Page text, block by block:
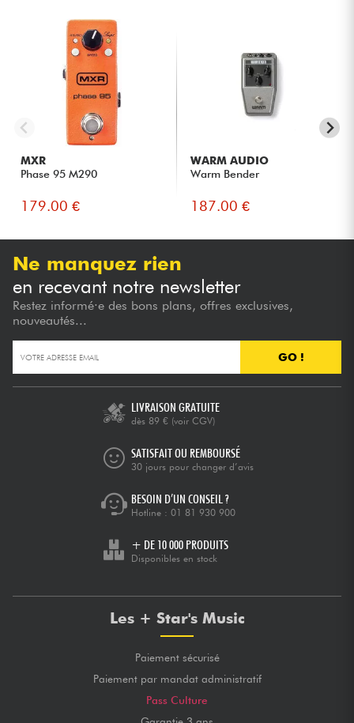
MXR
Phase 95 M290
179.00 €
WARM AUDIO
Warm Bender
187.00 €
Ne manquez rien
en recevant notre newsletter
Restez informé·e des bons plans, offres exclusives,
nouveautés...
GO !
LIVRAISON GRATUITE
dès 89 € (voir CGV)
SATISFAIT OU REMBOURSÉ
30 jours pour changer d’avis
BESOIN D’UN CONSEIL ?
Hotline : 01 81 930 900
+ DE 10 000 PRODUITS
Disponibles en stock
Les + Star's Music
Paiement sécurisé
Paiement par mandat administratif
Pass Culture